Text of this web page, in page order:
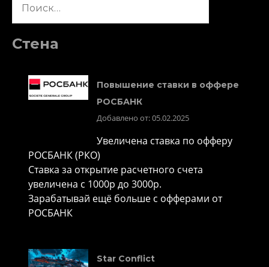
Стена
Повышение ставки в оффере
РОСБАНК
Добавлено от: 05.02.2025
Увеличена ставка по офферу
РОСБАНК (РКО)
Ставка за открытие расчетного счета
увеличена с 1000р до 3000р.
Зарабатывай ещё больше с офферами от
РОСБАНК
Star Conflict